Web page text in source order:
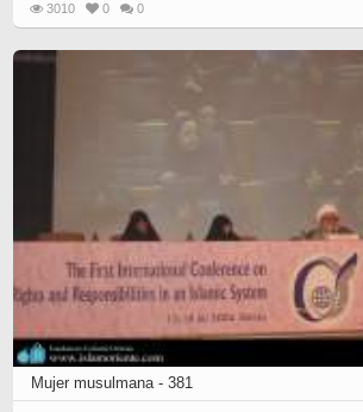
3010 0 0
Mujer musulmana - 381